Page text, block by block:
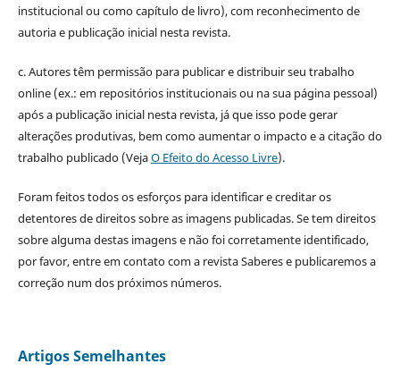
institucional ou como capítulo de livro), com reconhecimento de
autoria e publicação inicial nesta revista.
c. Autores têm permissão para publicar e distribuir seu trabalho
online (ex.: em repositórios institucionais ou na sua página pessoal)
após a publicação inicial nesta revista, já que isso pode gerar
alterações produtivas, bem como aumentar o impacto e a citação do
trabalho publicado (VejaO Efeito do Acesso Livre).
Foram feitos todos os esforços para identificar e creditar os
detentores de direitos sobre as imagens publicadas. Se tem direitos
sobre alguma destas imagens e não foi corretamente identificado,
por favor, entre em contato com a revista Saberes e publicaremos a
correção num dos próximos números.
Artigos Semelhantes